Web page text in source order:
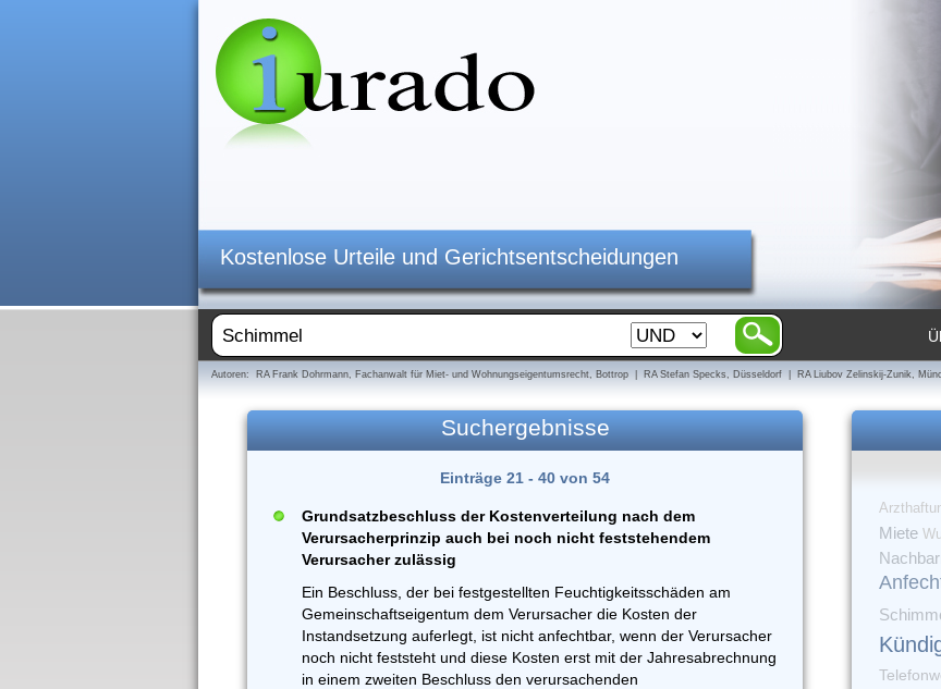
Kostenlose Urteile und Gerichtsentscheidungen
Autoren: RA Frank Dohrmann, Fachanwalt für Miet- und Wohnungseigentumsrecht, Bottrop | RA Stefan Specks, Düsseldorf | RA Liubov Zelinskij-Zunik,
Suchergebnisse
Einträge 21 - 40 von 54
Grundsatzbeschluss der Kostenverteilung nach dem
Verursacherprinzip auch bei noch nicht feststehendem
Verursacher zulässig
Ein Beschluss, der bei festgestellten Feuchtigkeitsschäden am
Gemeinschaftseigentum dem Verursacher die Kosten der
Instandsetzung auferlegt, ist nicht anfechtbar, wenn der Verursacher
noch nicht feststeht und diese Kosten erst mit der Jahresabrechnung
in einem zweiten Beschluss den verursachenden
Miete